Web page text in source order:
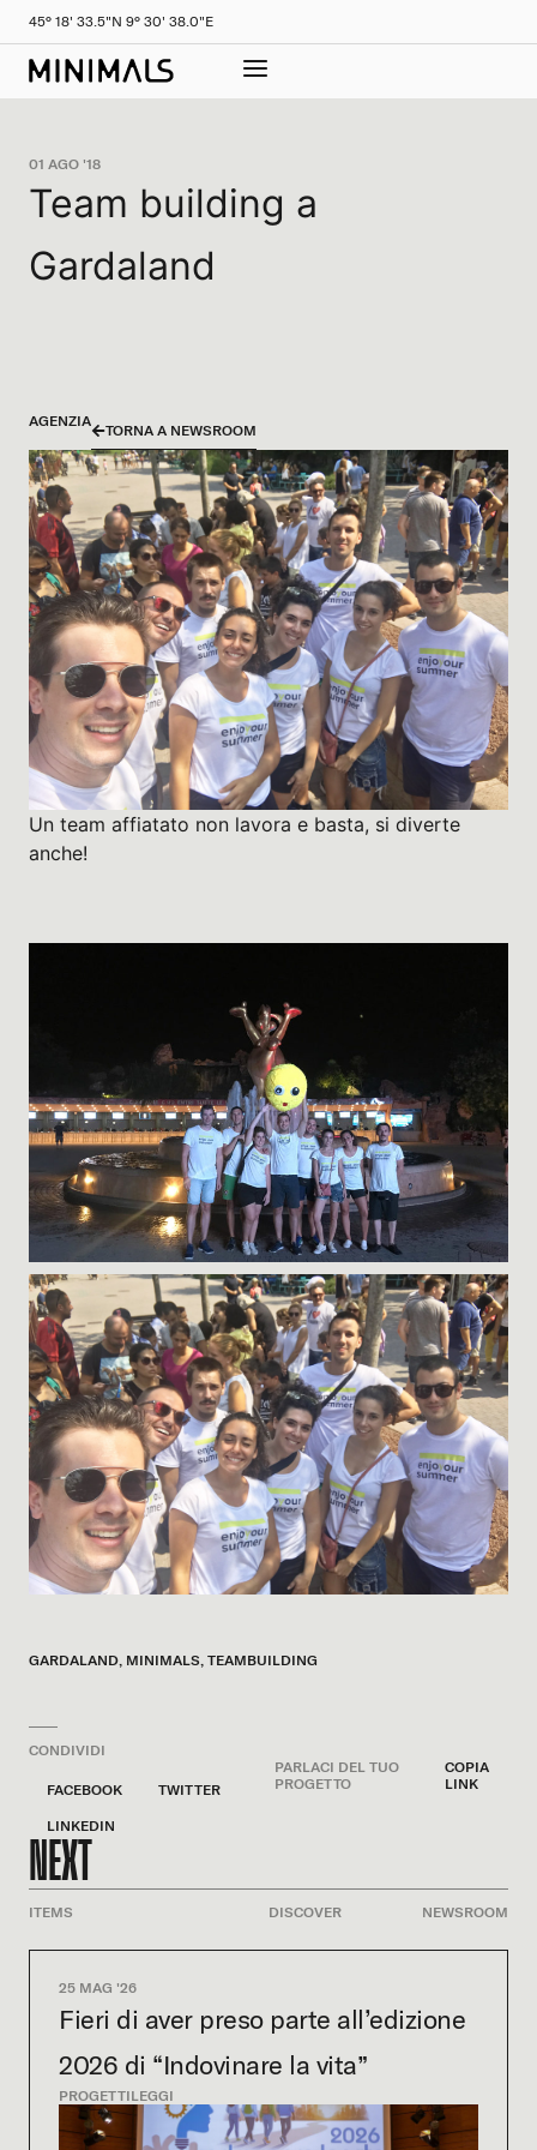
45° 18' 33.5"N 9° 30' 38.0"E
01 AGO '18
Team building a
Gardaland
AGENZIA
TORNA A NEWSROOM
Un team affiatato non lavora e basta, si diverte
anche!
GARDALAND, MINIMALS, TEAMBUILDING
CONDIVIDI
FACEBOOK
TWITTER
LINKEDIN
PARLACI DEL TUO
PROGETTO
COPIA
LINK
NEXT
ITEMS DISCOVER NEWSROOM
25 MAG '26
Fieri di aver preso parte all’edizione
2026 di “Indovinare la vita”
PROGETTILEGGI